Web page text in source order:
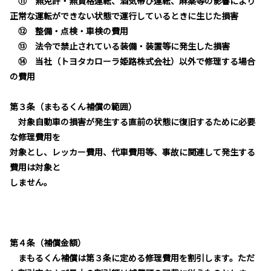
正常な運転ができない状態で運行しているときに生じた損害
⑫ 整備・点検・車検の費用
⑬ 法令で禁止されている装備・装置等に発生した損害
⑭ 当社（トヨタカローラ姫路株式会社）以外で修理する場合
の費用
第３条（まもるくん補償の範囲）
対象自動車の損害が発生する直前の状態に復旧するために必要
な修理費用を
対象とし、レッカー費用、代車費用等、事故に関連して発生する
費用は対象と
しません。
第４条（補償金額）
まもるくん補償は第３条に定める修理費用を割引します。ただ